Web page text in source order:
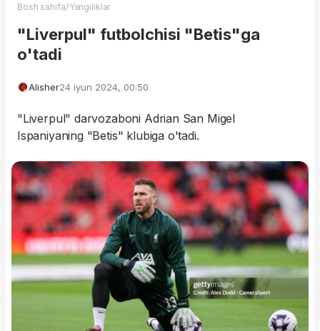
Bosh sahifa/Yangiliklar
"Liverpul" futbolchisi "Betis"ga
o'tadi
Alisher24 iyun 2024, 00:50
"Liverpul" darvozaboni Adrian San Migel
Ispaniyaning "Betis" klubiga o'tadi.